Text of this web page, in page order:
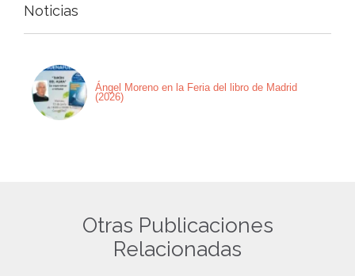
Noticias
Ángel Moreno en la Feria del libro de Madrid
(2026)
Otras Publicaciones
Relacionadas